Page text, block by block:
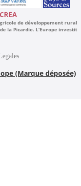
de développement rural
la Picardie. L’Europe investit
(Marque déposée)